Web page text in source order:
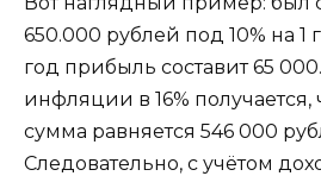
650.000 рублей под 10% на 1
год прибыль составит 65
инфляции в 16% получается,
сумма равняется 546 000
Следовательно, с учётом